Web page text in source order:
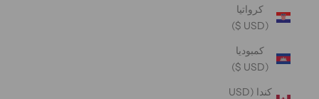
كرواتيا
(USD $)
كمبوديا
(USD $)
كندا (USD